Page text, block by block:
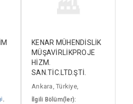
,
KENAR MÜHENDİSLİK
MÜŞAVİRLİKPROJE
HİZM.
SAN.TİC.LTD.ŞTİ.
Ankara, Türkiye,
İlgili Bölüm(ler):